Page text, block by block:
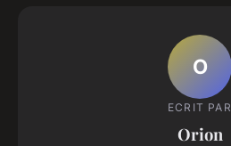
O
ECRIT PAR
Orion